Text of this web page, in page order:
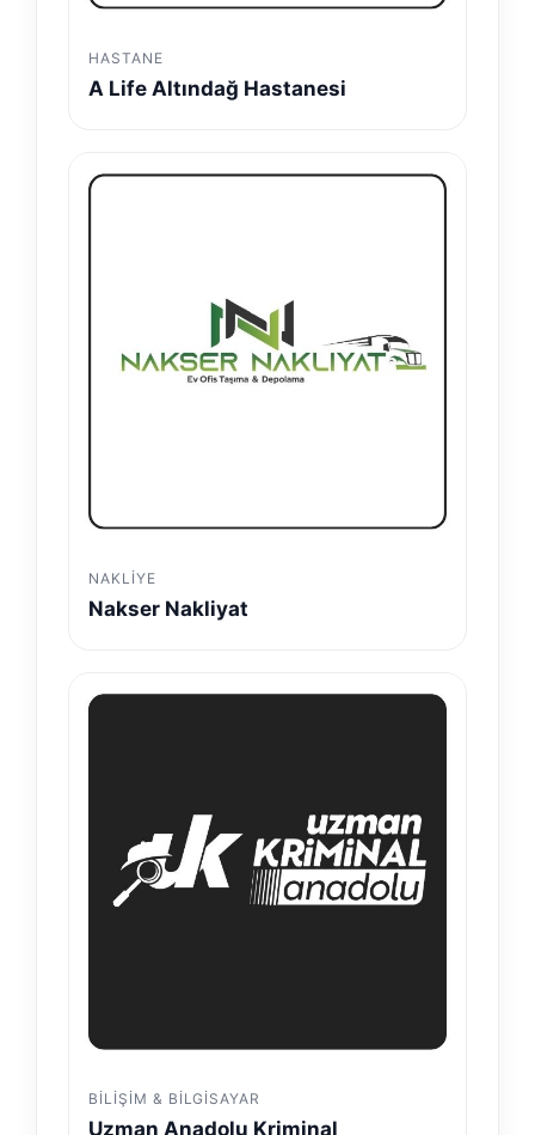
HASTANE
A Life Altındağ Hastanesi
NAKLIYE
Nakser Nakliyat
BILIŞIM & BILGISAYAR
Uzman Anadolu Kriminal